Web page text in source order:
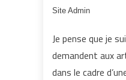
Site Admin
Je pense que je
demandent aux
dans le cadre